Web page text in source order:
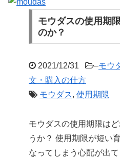
モウダスの使用期
のか？
2021/12/31 –モウ
文・購入の仕方
モウダス, 使用期限
モウダスの使用期限は
うか？ 使用期限が短い
なってしまう心配が出